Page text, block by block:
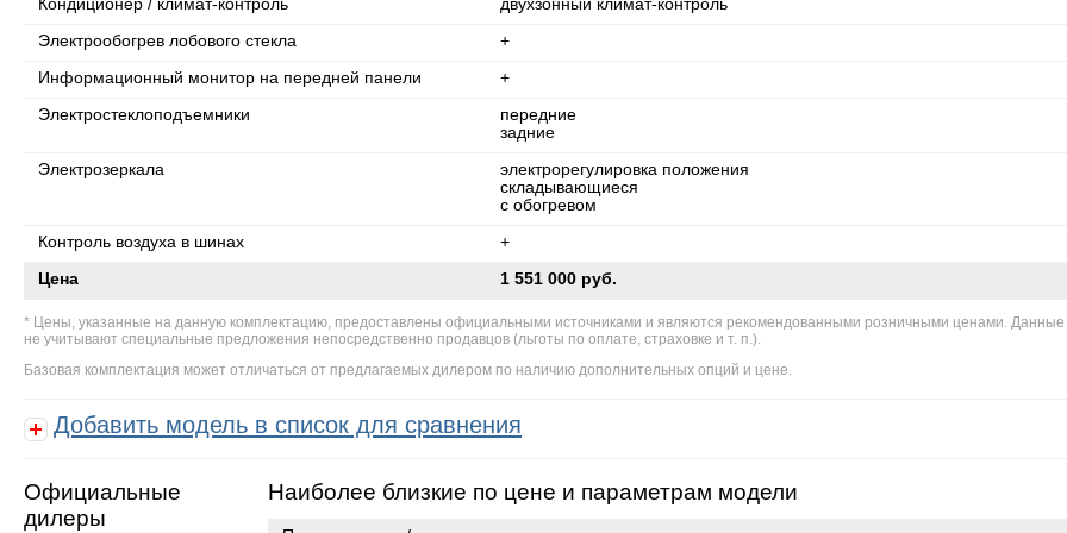
Кондиционер / климат-контроль двухзонный климат-контроль
Электрообогрев лобового стекла +
Информационный монитор на передней панели +
Электростеклоподъемники
передние
задние
Электрозеркала
электрорегулировка положения
складывающиеся
с обогревом
Контроль воздуха в шинах +
Цена 1 551 000 руб.
Цены, указанные на данную комплектацию, предоставлены официальными источниками и являются рекомендованными розничными ценами.
не учитывают специальные предложения непосредственно продавцов (льготы по оплате, страховке и т. п.).
Базовая комплектация может отличаться от предлагаемых дилером по наличию дополнительных опций и цене.
Добавить модель в список для сравнения
Официальные
дилеры
Наиболее близкие по цене и параметрам модели